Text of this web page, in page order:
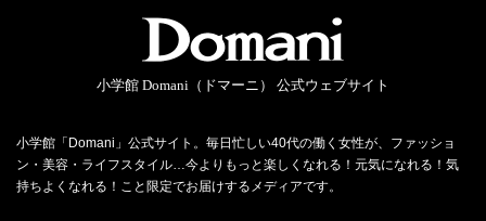
小学館 Domani（ドマーニ） 公式ウェブサイト
小学館「Domani」公式サイト。毎日忙しい40代の働く女性が、ファッショ
ン・美容・ライフスタイル…今よりもっと楽しくなれる！元気になれる！気
持ちよくなれる！こと限定でお届けするメディアです。